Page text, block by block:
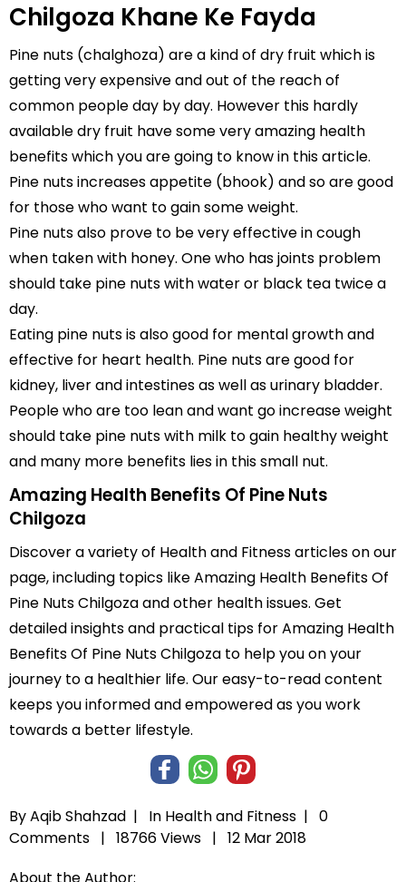
Chilgoza Khane Ke Fayda
Pine nuts (chalghoza) are a kind of dry fruit which is
getting very expensive and out of the reach of
common people day by day. However this hardly
available dry fruit have some very amazing health
benefits which you are going to know in this article.
Pine nuts increases appetite (bhook) and so are good
for those who want to gain some weight.
Pine nuts also prove to be very effective in cough
when taken with honey. One who has joints problem
should take pine nuts with water or black tea twice a
day.
Eating pine nuts is also good for mental growth and
effective for heart health. Pine nuts are good for
kidney, liver and intestines as well as urinary bladder.
People who are too lean and want go increase weight
should take pine nuts with milk to gain healthy weight
and many more benefits lies in this small nut.
Amazing Health Benefits Of Pine Nuts
Chilgoza
Discover a variety of Health and Fitness articles on our
page, including topics like Amazing Health Benefits Of
Pine Nuts Chilgoza and other health issues. Get
detailed insights and practical tips for Amazing Health
Benefits Of Pine Nuts Chilgoza to help you on your
journey to a healthier life. Our easy-to-read content
keeps you informed and empowered as you work
towards a better lifestyle.
By Aqib Shahzad | In Health and Fitness | 0
Comments | 18766 Views | 12 Mar 2018